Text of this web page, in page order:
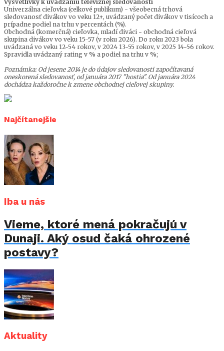
Vysvetlivky k uvádzaniu televíznej sledovanosti
Univerzálna cieľovka (celkové publikum) - všeobecná trhová
sledovanosť divákov vo veku 12+, uvádzaný počet divákov v tisícoch a
prípadne podiel na trhu v percentách (%).
Obchodná (komerčná) cieľovka, mladí diváci - obchodná cieľová
skupina divákov vo veku 15-57 (v roku 2026). Do roku 2023 bola
uvádzaná vo veku 12-54 rokov, v 2024 13-55 rokov, v 2025 14-56 rokov.
Spravidla uvádzaný rating v % a podiel na trhu v %;
Poznámka: Od jesene 2014 je do údajov sledovanosti započítavaná
oneskorená sledovanosť, od januára 2017 "hostia". Od januára 2024
dochádza každoročne k zmene obchodnej cieľovej skupiny.
Najčítanejšie
Iba u nás
Vieme, ktoré mená pokračujú v
Dunaji. Aký osud čaká ohrozené
postavy?
Aktuality